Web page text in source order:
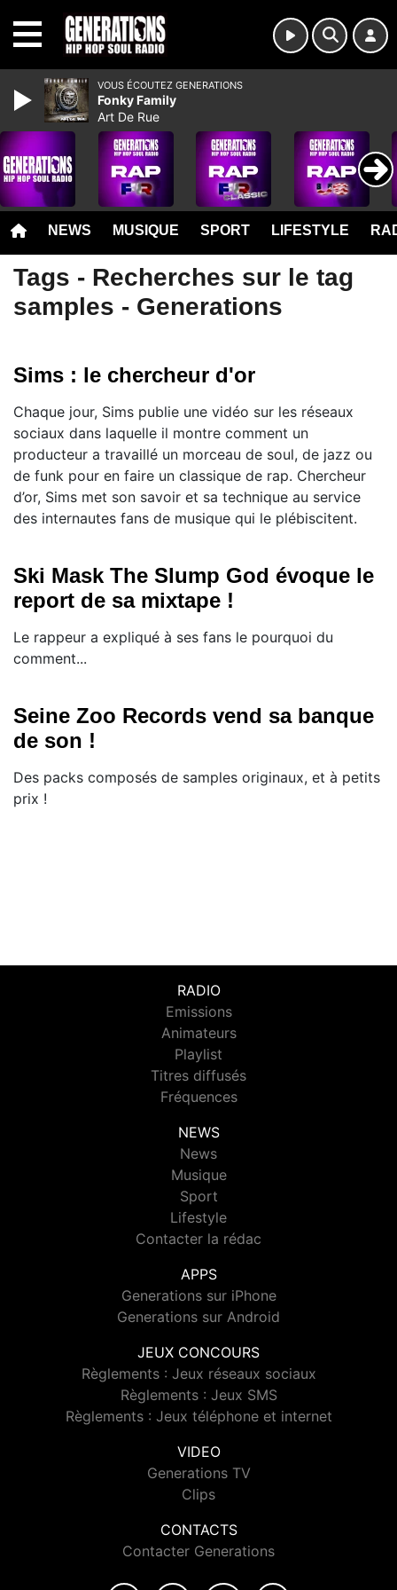
NEWS MUSIQUE SPORT LIFESTYLE
Tags - Recherches sur le tag
samples - Generations
Sims : le chercheur d'or
Chaque jour, Sims publie une vidéo sur les réseaux
sociaux dans laquelle il montre comment un
producteur a travaillé un morceau de soul, de jazz ou
de funk pour en faire un classique de rap. Chercheur
d’or, Sims met son savoir et sa technique au service
des internautes fans de musique qui le plébiscitent.
Ski Mask The Slump God évoque le
report de sa mixtape !
Le rappeur a expliqué à ses fans le pourquoi du
comment...
Seine Zoo Records vend sa banque
de son !
Des packs composés de samples originaux, et à petits
prix !
RADIO
Emissions
Animateurs
Playlist
Titres diffusés
Fréquences
NEWS
News
Musique
Sport
Lifestyle
Contacter la rédac
APPS
Generations sur iPhone
Generations sur Android
JEUX CONCOURS
Règlements : Jeux réseaux sociaux
Règlements : Jeux SMS
Règlements : Jeux téléphone et internet
VIDEO
Generations TV
Clips
CONTACTS
Contacter Generations
VOUS ÉCOUTEZ GENERATIONS
Fonky Family
Art De Rue